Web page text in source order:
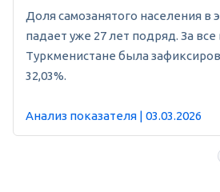
Доля самозанятого населения в
падает уже 27 лет подряд. За
Туркменистане была
32,03%.
Анализ показателя | 03.03.2026